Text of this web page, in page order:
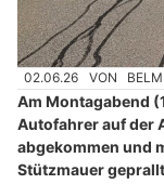
02.06.26 VON
Am Montagabend
Autofahrer auf der
abgekommen und
Stützmauer